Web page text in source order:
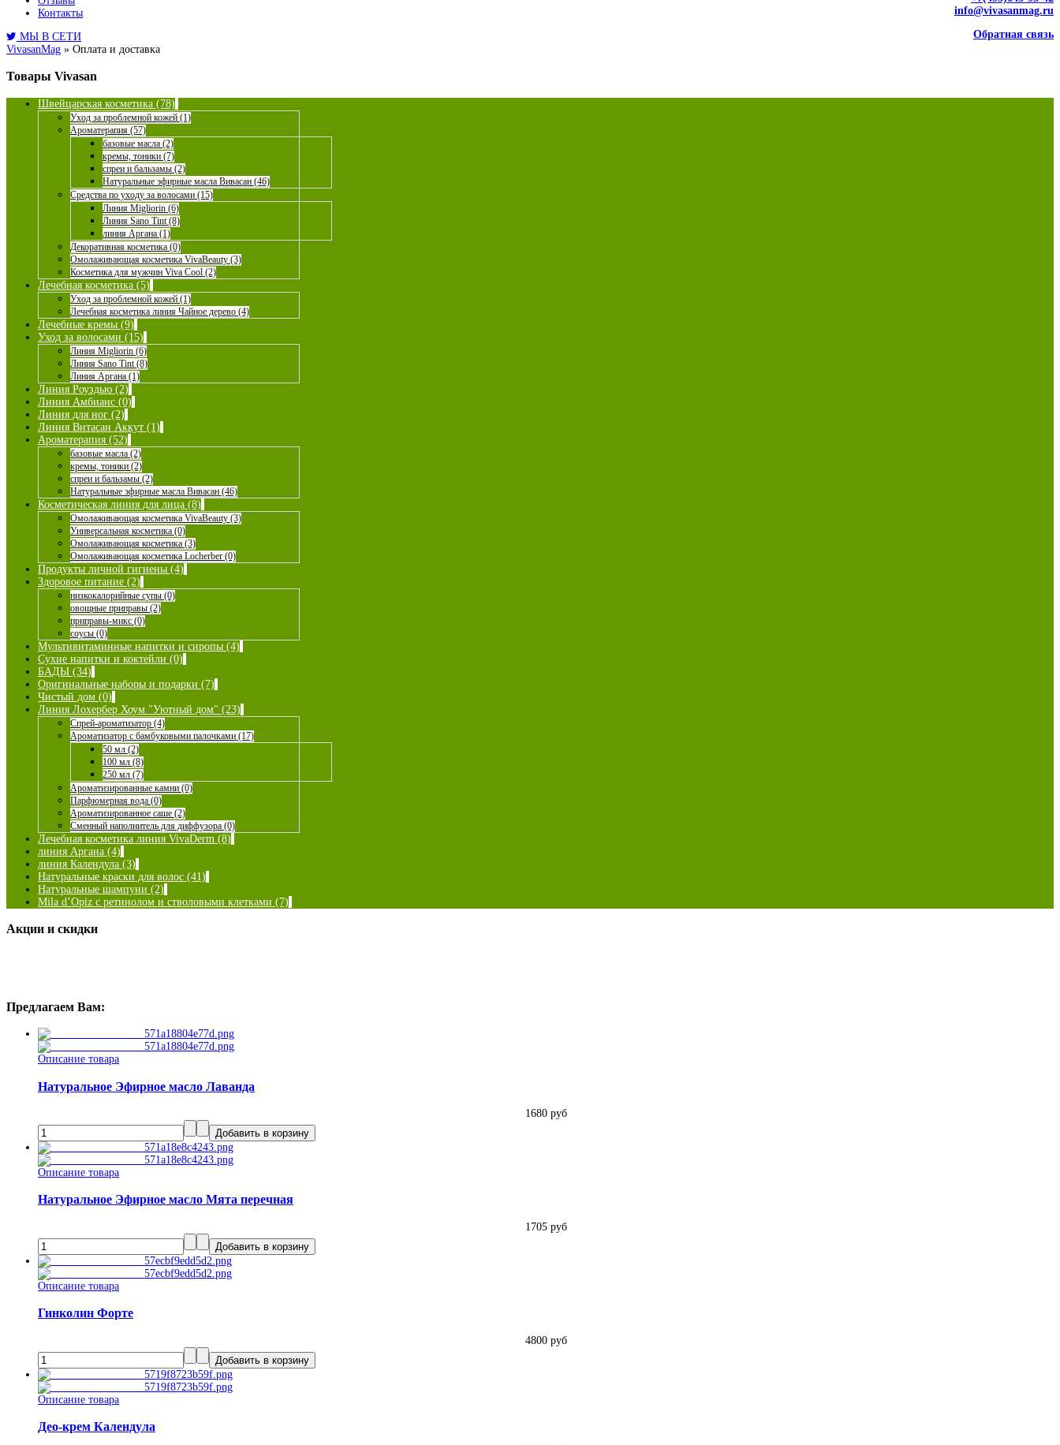
info@vivasanmag.ru
Обратная связь
Контакты
МЫ В СЕТИ
VivasanMag » Оплата и доставка
Товары Vivasan
Швейцарская косметика (78)
Уход за проблемной кожей (1)
Ароматерапия (57)
базовые масла (2)
кремы, тоники (7)
спреи и бальзамы (2)
Натуральные эфирные масла Вивасан (46)
Средства по уходу за волосами (15)
Линия Migliorin (6)
Линия Sano Tint (8)
линия Аргана (1)
Декоративная косметика (0)
Омолаживающая косметика VivaBeauty (3)
Косметика для мужчин Viva Cool (2)
Лечебная косметика (5)
Уход за проблемной кожей (1)
Лечебная косметика линия Чайное дерево (4)
Лечебные кремы (9)
Уход за волосами (15)
Линия Migliorin (6)
Линия Sano Tint (8)
Линия Аргана (1)
Линия Роуздью (2)
Линия Амбианс (0)
Линия для ног (2)
Линия Витасан Аккут (1)
Ароматерапия (52)
базовые масла (2)
кремы, тоники (2)
спреи и бальзамы (2)
Натуральные эфирные масла Вивасан (46)
Косметическая линия для лица (8)
Омолаживающая косметика VivaBeauty (3)
Универсальная косметика (0)
Омолаживающая косметика (3)
Омолаживающая косметика Locherber (0)
Продукты личной гигиены (4)
Здоровое питание (2)
низкокалорийные супы (0)
овощные приправы (2)
приправы-микс (0)
соусы (0)
Мультивитаминные напитки и сиропы (4)
Сухие напитки и коктейли (0)
БАДЫ (34)
Оригинальные наборы и подарки (7)
Чистый дом (0)
Линия Лохербер Хоум "Уютный дом" (23)
Спрей-ароматизатор (4)
Ароматизатор с бамбуковыми палочками (17)
50 мл (2)
100 мл (8)
250 мл (7)
Ароматизированные камни (0)
Парфюмерная вода (0)
Ароматизированное саше (2)
Сменный наполнитель для диффузора (0)
Лечебная косметика линия VivaDerm (8)
линия Аргана (4)
линия Календула (3)
Натуральные краски для волос (41)
Натуральные шампуни (2)
Mila d’Opiz с ретинолом и стволовыми клетками (7)
Акции и скидки
Предлагаем Вам:
Описание товара
Натуральное Эфирное масло Лаванда
1680 руб
Описание товара
Натуральное Эфирное масло Мята перечная
1705 руб
Описание товара
Гинколин Форте
4800 руб
Описание товара
Део-крем Календула